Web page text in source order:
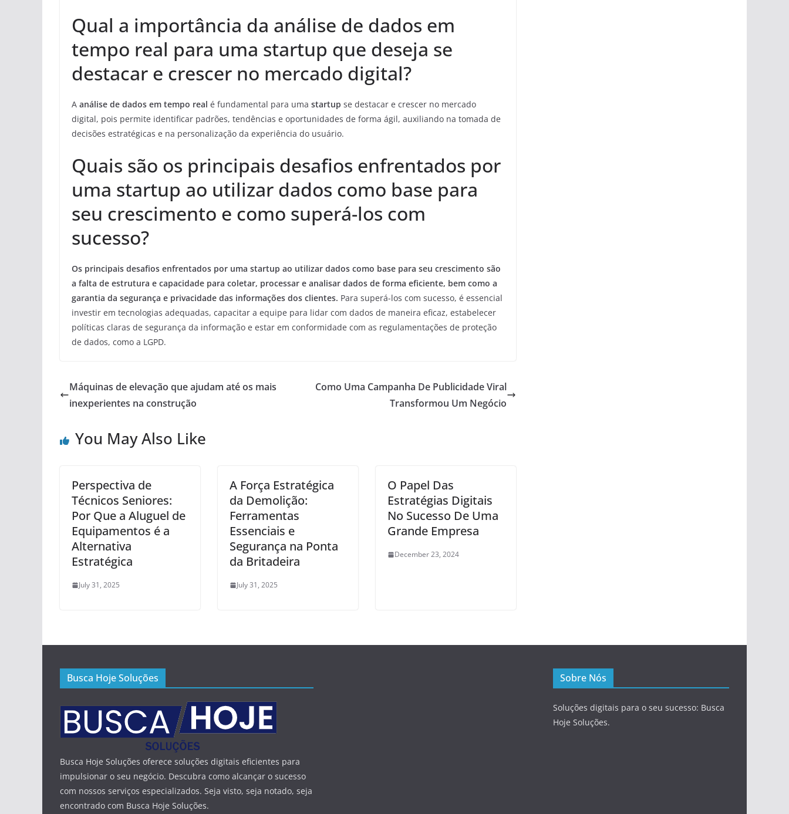
Qual a importância da análise de dados em
tempo real para uma startup que deseja se
destacar e crescer no mercado digital?
A análise de dados em tempo real é fundamental para uma startup se destacar e crescer no mercado
digital, pois permite identificar padrões, tendências e oportunidades de forma ágil, auxiliando na tomada de
decisões estratégicas e na personalização da experiência do usuário.
Quais são os principais desafios enfrentados por
uma startup ao utilizar dados como base para
seu crescimento e como superá-los com
sucesso?
Os principais desafios enfrentados por uma startup ao utilizar dados como base para seu crescimento são
a falta de estrutura e capacidade para coletar, processar e analisar dados de forma eficiente, bem como a
garantia da segurança e privacidade das informações dos clientes. Para superá-los com sucesso, é essencial
investir em tecnologias adequadas, capacitar a equipe para lidar com dados de maneira eficaz, estabelecer
políticas claras de segurança da informação e estar em conformidade com as regulamentações de proteção
de dados, como a LGPD.
Máquinas de elevação que ajudam até os mais
inexperientes na construção
Como Uma Campanha De Publicidade Viral
Transformou Um Negócio
You May Also Like
Perspectiva de
Técnicos Seniores:
Por Que a Aluguel de
Equipamentos é a
Alternativa
Estratégica
July 31, 2025
A Força Estratégica
da Demolição:
Ferramentas
Essenciais e
Segurança na Ponta
da Britadeira
July 31, 2025
O Papel Das
Estratégias Digitais
No Sucesso De Uma
Grande Empresa
December 23, 2024
Busca Hoje Soluções
Busca Hoje Soluções oferece soluções digitais eficientes para
impulsionar o seu negócio. Descubra como alcançar o sucesso
com nossos serviços especializados. Seja visto, seja notado, seja
encontrado com Busca Hoje Soluções.
Sobre Nós
Soluções digitais para o seu sucesso: Busca
Hoje Soluções.